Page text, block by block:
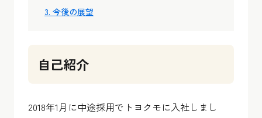
3. 今後の展望
自己紹介
2018年1月に中途採用でトヨクモに入社しまし